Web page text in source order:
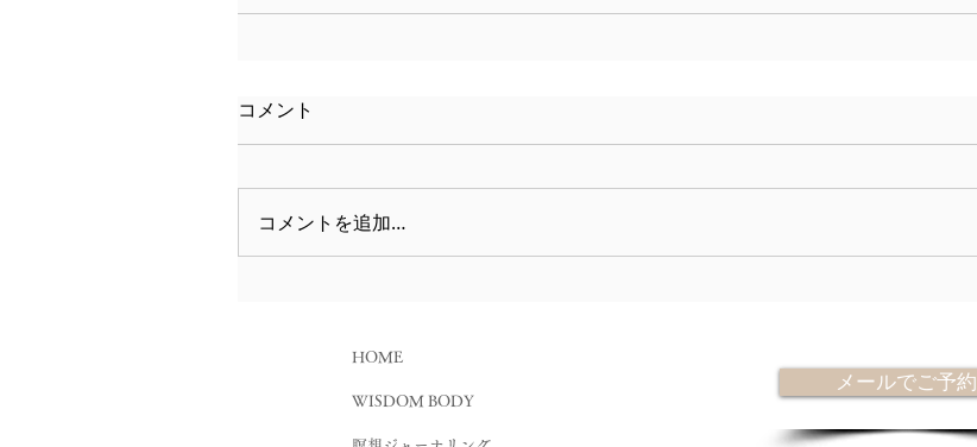
コメント
コメントを追加…
HOME
WISDOM BODY
メールでご予約